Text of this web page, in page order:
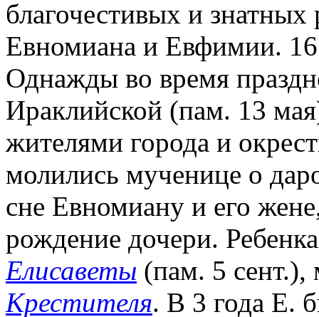
благочестивых и знатных
Евномиана и Евфимии.
Однажды во время
Ираклийской (пам. 13
жителями города и
молились мученице о
сне Евномиану и его
рождение дочери.
Елисаветы (пам. 5 сент.),
Крестителя. В 3 года Е.